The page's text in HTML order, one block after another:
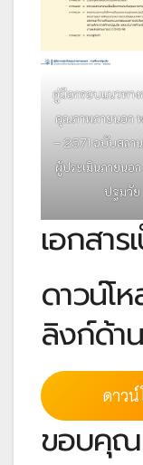
คู่มือกรอบแนวทาง
คุณภาพภายนอก
– 2571 ฉบับสถา
ผู้ประเมินภายนอก
ปฐมวัย
เอกสาร
ดาวน์โ
ลิงก์ด้า
ดาวน์
ขอบคุณ